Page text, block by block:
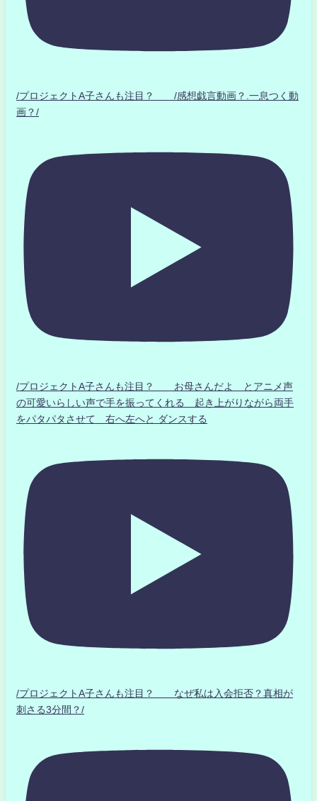
/プロジェクトA子さんも注目？ /感想戯言動画？.一息つく動
画？/
/プロジェクトA子さんも注目？ お母さんだよ とアニメ声
の可愛いらしい声で手を振ってくれる 起き上がりながら両手
をパタパタさせて 右へ左へと ダンスする
/プロジェクトA子さんも注目？ なぜ私は入会拒否？真相が
刺さる3分間？/